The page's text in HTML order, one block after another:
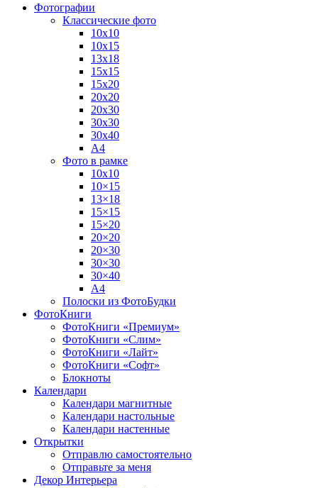
Фотографии
Классические фото
10х10
10х15
13х18
15х15
15х20
20х20
20х30
30х30
30х40
А4
Фото в рамке
10х10
10×15
13×18
15×15
15×20
20×20
20×30
30×30
30×40
A4
Полоски из ФотоБудки
ФотоКниги
ФотоКниги «Премиум»
ФотоКниги «Слим»
ФотоКниги «Лайт»
ФотоКниги «Софт»
Блокноты
Календари
Календари магнитные
Календари настольные
Календари настенные
Открытки
Отправлю самостоятельно
Отправьте за меня
Декор Интерьера